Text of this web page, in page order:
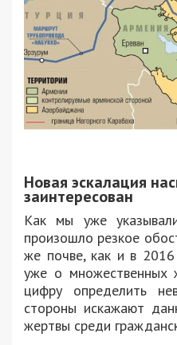
Новая эскалация
заинтересован
Как мы уже
произошло резкое
же почве, как и в
уже о множественных
цифру определить
стороны искажают
жертвы среди